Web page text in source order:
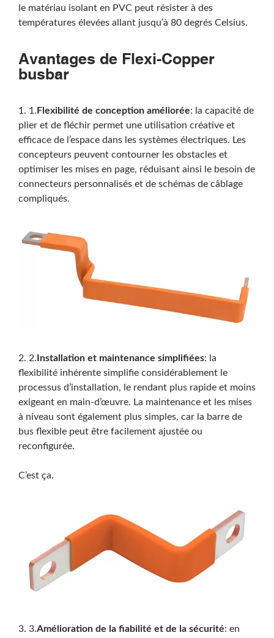
le matériau isolant en PVC peut résister à des
températures élevées allant jusqu’à 80 degrés Celsius.
Avantages de Flexi-Copper
busbar
1. 1. Flexibilité de conception améliorée: la capacité de
plier et de fléchir permet une utilisation créative et
efficace de l’espace dans les systèmes électriques. Les
concepteurs peuvent contourner les obstacles et
optimiser les mises en page, réduisant ainsi le besoin de
connecteurs personnalisés et de schémas de câblage
compliqués.
2. 2. Installation et maintenance simplifiées: la
flexibilité inhérente simplifie considérablement le
processus d’installation, le rendant plus rapide et moins
exigeant en main-d’œuvre. La maintenance et les mises
à niveau sont également plus simples, car la barre de
bus flexible peut être facilement ajustée ou
reconfigurée.
C’est ça.
3. 3.Amélioration de la fiabilité et de la sécurité: en